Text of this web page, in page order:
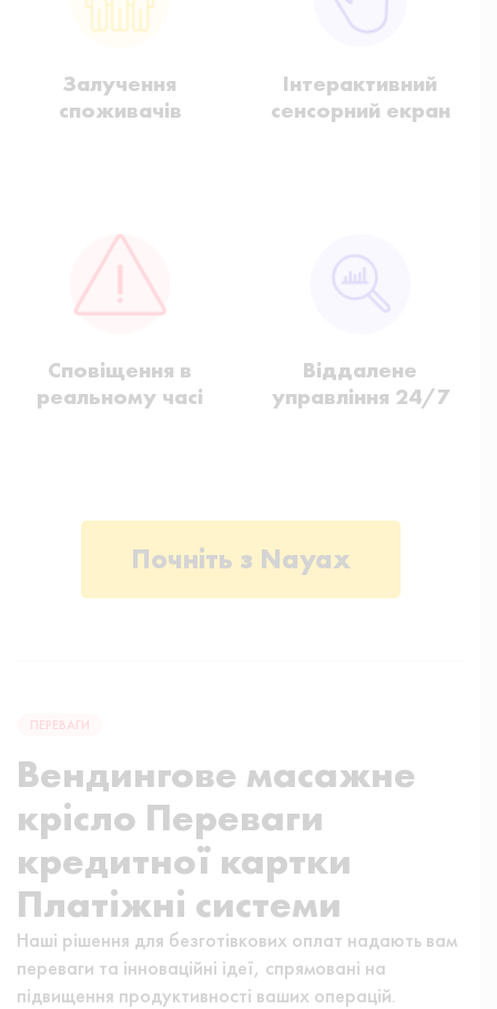
Залучення
споживачів
Інтерактивний
сенсорний екран
Сповіщення в
реальному часі
Віддалене
управління 24/7
Почніть з Nayax
ПЕРЕВАГИ
Вендингове масажне
крісло Переваги
кредитної картки
Платіжні системи
Наші рішення для безготівкових оплат надають вам
переваги та інноваційні ідеї, спрямовані на
підвищення продуктивності ваших операцій.